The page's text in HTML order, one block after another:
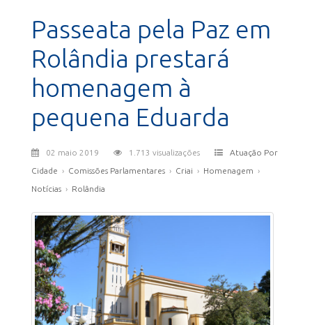
Passeata pela Paz em
Rolândia prestará
homenagem à
pequena Eduarda
02 maio 2019 1.713 visualizações
Atuação Por
Cidade › Comissões Parlamentares › Criai › Homenagem ›
Notícias › Rolândia